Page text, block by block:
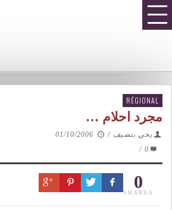
RÉGIONAL
مجرد احلام …
يحي بنضيف /
01/10/2006
0
/
0
SHARES